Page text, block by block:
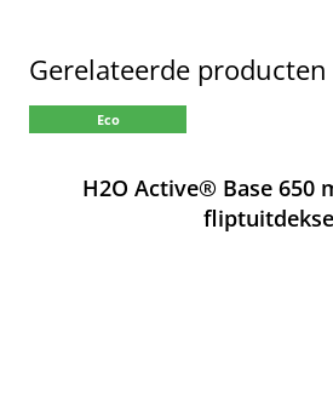
Gerelateerde producten
Eco
H2O Active® Base 650